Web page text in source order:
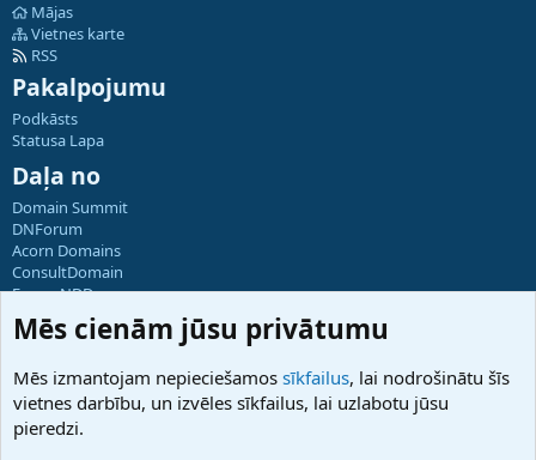
Mājas
Vietnes karte
RSS
Pakalpojumu
Podkāsts
Statusa Lapa
Daļa no
Domain Summit
DNForum
Acorn Domains
ConsultDomain
ForumNDD
Domainforum.ro
27.be
Hostmaria
Atbalsts
Mēs cienām jūsu privātumu
Mēs izmantojam nepieciešamos sīkfailus, lai nodrošinātu šīs
vietnes darbību, un izvēles sīkfailus, lai uzlabotu jūsu
pieredzi.